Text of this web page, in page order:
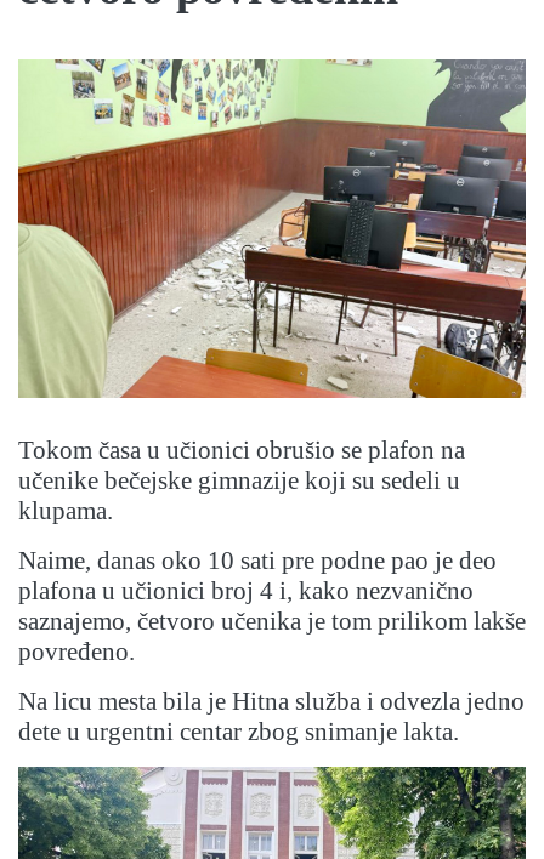
Tokom časa u učionici obrušio se plafon na
učenike bečejske gimnazije koji su sedeli u
klupama.
Naime, danas oko 10 sati pre podne pao je deo
plafona u učionici broj 4 i, kako nezvanično
saznajemo, četvoro učenika je tom prilikom lakše
povređeno.
Na licu mesta bila je Hitna služba i odvezla jedno
dete u urgentni centar zbog snimanje lakta.